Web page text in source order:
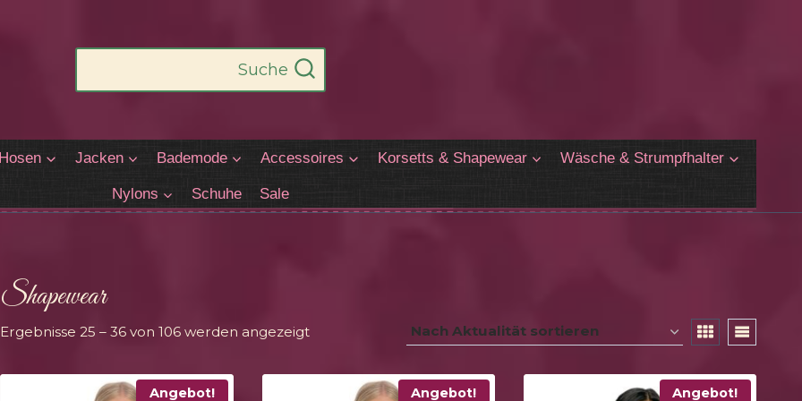
Suche
Hosen Jacken Bademode Accessoires Korsetts & Shapewear Wäsche & Strumpfhalter
Nylons Schuhe Sale
Shapewear
Ergebnisse 25 – 36 von 106 werden angezeigtNach
sortiert
Angebot! Angebot! Angebot!